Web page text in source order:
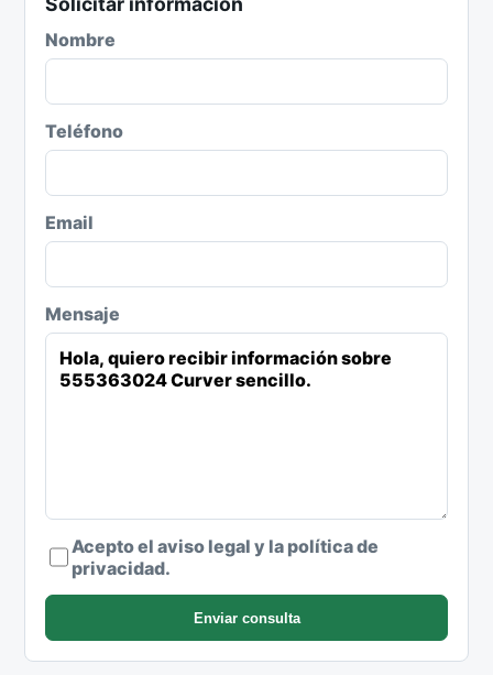
Nombre
Teléfono
Email
Mensaje
Acepto el aviso legal y la política de
privacidad.
Enviar consulta